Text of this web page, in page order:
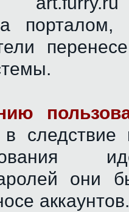
в следствие
они